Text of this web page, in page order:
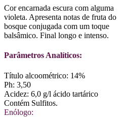
Cor encarnada escura com alguma
violeta. Apresenta notas de fruta do
bosque conjugada com um toque
balsâmico. Final longo e intenso.
Parâmetros Analíticos:
Título alcoométrico: 14%
Ph: 3,50
Acidez: 6,0 g/l ácido tartárico
Contém Sulfitos.
Enólogo: